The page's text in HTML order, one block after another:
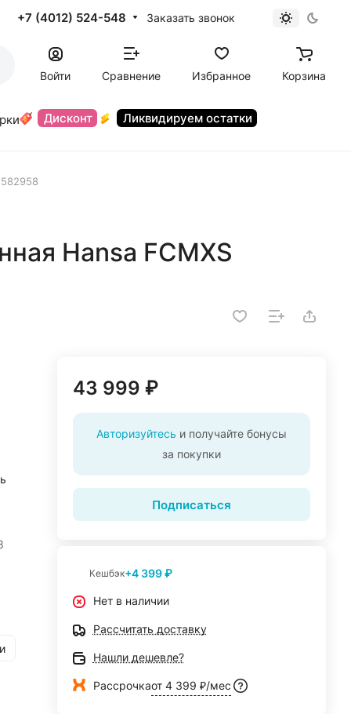
+7 (4012) 524-548 Заказать звонок
Войти Сравнение Избранное Корзина
Дисконт Ликвидируем остатки
Hansa FCMXS
43 999 ₽
Авторизуйтесь и получайте бонусы
за покупки
Подписаться
Кешбэк+4 399 ₽
Нет в наличии
Рассчитать доставку
Нашли дешевле?
Рассрочкаот 4 399 ₽/мес